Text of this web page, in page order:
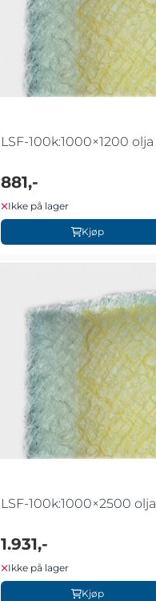
LSF-100k:1000×1200 olja
881,-
Ikke på lager
Kjøp
LSF-100k:1000×2500 olja
1.931,-
Ikke på lager
Kjøp